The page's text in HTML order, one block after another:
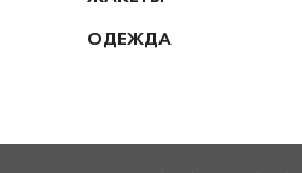
ОДЕЖДА